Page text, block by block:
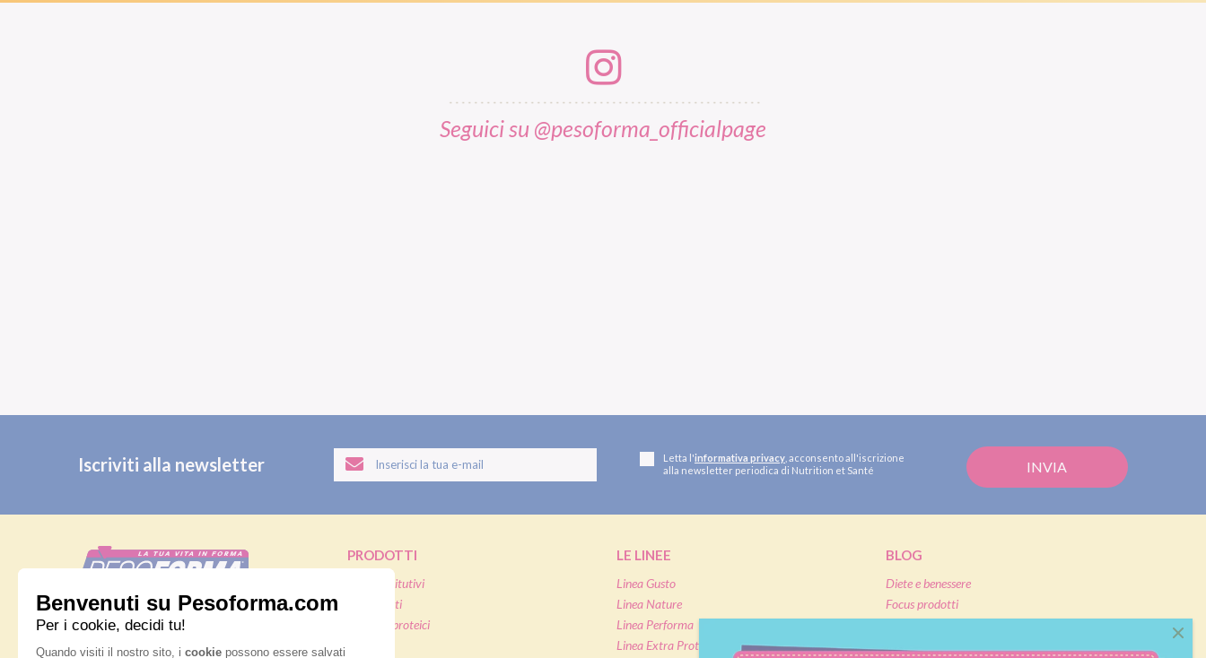
Seguici su @pesoforma_officialpage
Iscriviti alla newsletter Letta l'informativa privacy, acconsento all'iscrizione
alla newsletter periodica di Nutrition et Santé
Nutrition & Sante' Italia Spa
via Gioacchino Rossini 1/A
20045 Lainate (MI)
PRODOTTI
Pasti sostitutivi
Pasti salati
Alimenti proteici
LE LINEE
Linea Gusto
Linea Nature
Linea Performa
Linea Extra Protein
BLOG
Diete e benessere
Focus prodotti